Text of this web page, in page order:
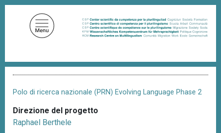
i
o
l
Polo di ricerca nazionale (PRN) Evolving Language Phase 2
Direzione del progetto
Raphael Berthele